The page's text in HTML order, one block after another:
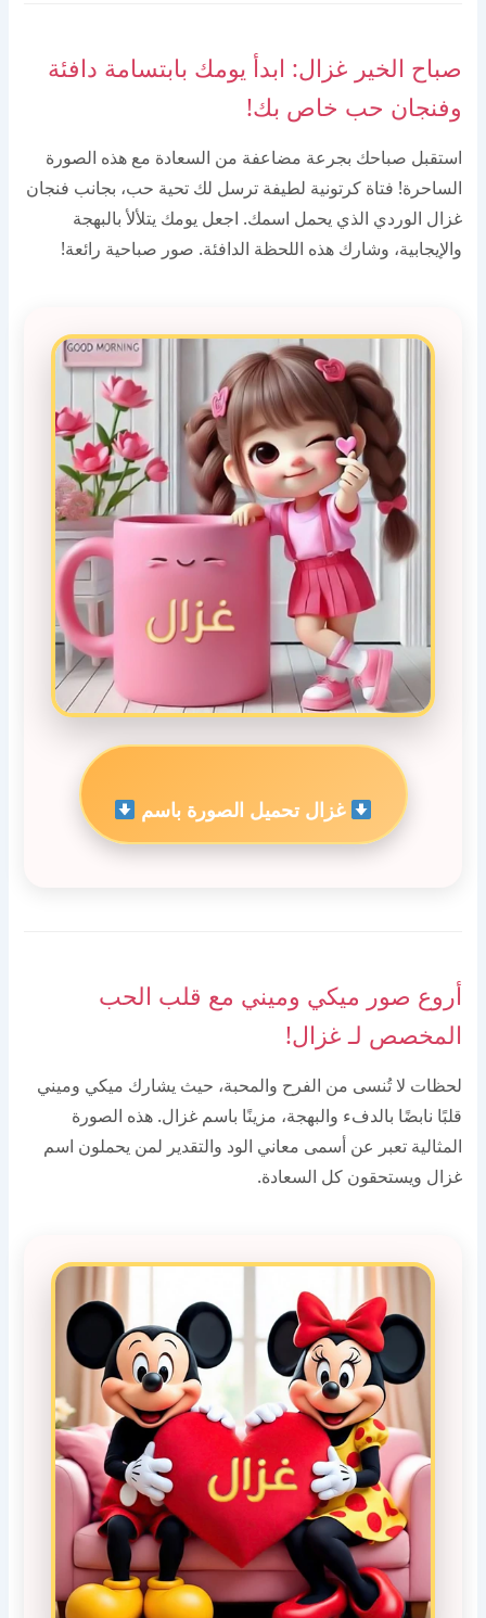
صباح الخير غزال: ابدأ يومك بابتسامة دافئة
وفنجان حب خاص بك!
استقبل صباحك بجرعة مضاعفة من السعادة مع هذه الصورة
الساحرة! فتاة كرتونية لطيفة ترسل لك تحية حب، بجانب فنجان
غزال الوردي الذي يحمل اسمك. اجعل يومك يتلألأ بالبهجة
والإيجابية، وشارك هذه اللحظة الدافئة. صور صباحية رائعة!
غزال تحميل الصورة باسم
أروع صور ميكي وميني مع قلب الحب
المخصص لـ غزال!
لحظات لا تُنسى من الفرح والمحبة، حيث يشارك ميكي وميني
قلبًا نابضًا بالدفء والبهجة، مزينًا باسم غزال. هذه الصورة
المثالية تعبر عن أسمى معاني الود والتقدير لمن يحملون اسم
غزال ويستحقون كل السعادة.